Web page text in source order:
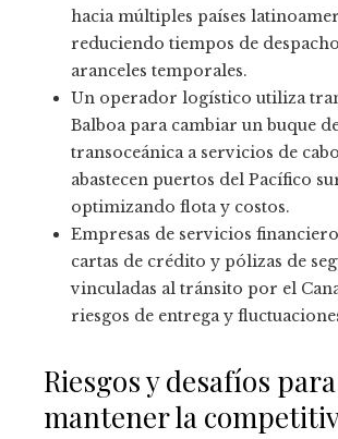
hacia múltiples países
reduciendo tiempos de
aranceles temporales.
Un operador logístico utiliza
Balboa para cambiar un buque
transoceánica a servicios de
abastecen puertos del Pacífico
optimizando flota y costos.
Empresas de servicios
cartas de crédito y pólizas de
vinculadas al tránsito por el
riesgos de entrega y
Riesgos y desafíos para
mantener la